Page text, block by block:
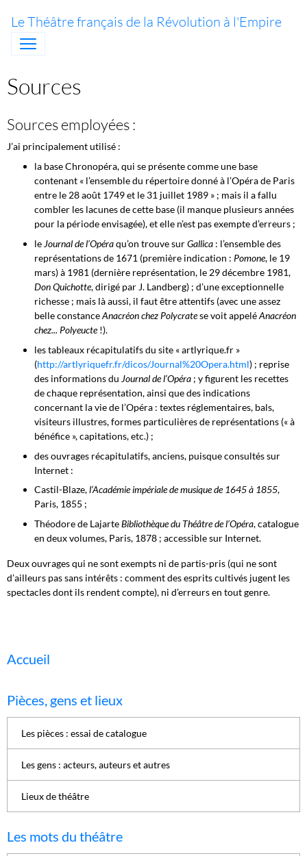
Le Théâtre français de la Révolution à l'Empire
Sources
Sources employées :
J’ai principalement utilisé :
la base Chronopéra, qui se présente comme une base
contenant « l’ensemble du répertoire donné à l’Opéra de Paris
entre le 28 août 1749 et le 31 juillet 1989 » ; mais il a fallu
combler les lacunes de cette base (il manque plusieurs années
pour la période envisagée), et elle n’est pas exempte d’erreurs ;
le Journal de l’Opéraqu’on trouve surGallica : l’ensemble des
représentations de 1671 (première indication : Pomone, le 19
mars) à 1981 (dernière représentation, le 29 décembre 1981,
Don Quichotte, dirigé par J. Landberg) ; d’une exceptionnelle
richesse ; mais là aussi, il faut être attentifs (avec une assez
belle constanceAnacréon chez Polycratese voit appeléAnacréon
chez... Polyeucte!).
les tableaux récapitulatifs du site « artlyrique.fr »
(http://artlyriquefr.fr/dicos/Journal%20Opera.html) ; reprise
des informations du Journal de l’Opéra ; y figurent les recettes
de chaque représentation, ainsi que des indications
concernant la vie de l’Opéra : textes réglementaires, bals,
visiteurs illustres, formes particulières de représentations (« à
bénéfice », capitations, etc.) ;
des ouvrages récapitulatifs, anciens, puisque consultés sur
Internet :
Castil-Blaze,l’Académie impériale de musique de 1645 à 1855,
Paris, 1855 ;
Théodore de LajarteBibliothèque du Théâtre de l’Opéra, catalogue
en deux volumes, Paris, 1878 ; accessible sur Internet.
Deux ouvrages qui ne sont exempts ni de partis-pris (qui ne sont
d’ailleurs pas sans intérêts : comment des esprits cultivés jugent les
spectacles dont ils rendent compte), ni d’erreurs en tout genre.
Accueil
Pièces, gens et lieux
Les pièces : essai de catalogue
Les gens : acteurs, auteurs et autres
Lieux de théâtre
Les mots du théâtre